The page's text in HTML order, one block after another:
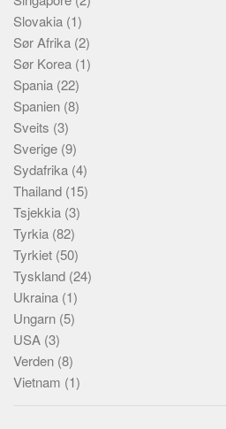
Slovakia (1)
Sør Afrika (2)
Sør Korea (1)
Spania (22)
Spanien (8)
Sveits (3)
Sverige (9)
Sydafrika (4)
Thailand (15)
Tsjekkia (3)
Tyrkia (82)
Tyrkiet (50)
Tyskland (24)
Ukraina (1)
Ungarn (5)
USA (3)
Verden (8)
Vietnam (1)